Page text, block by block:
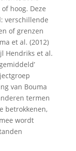
hoog. Deze
verschillende
of grenzen
et al. (2012)
Hendriks et al.
van Bouma
termen
betrokkenen,
wordt